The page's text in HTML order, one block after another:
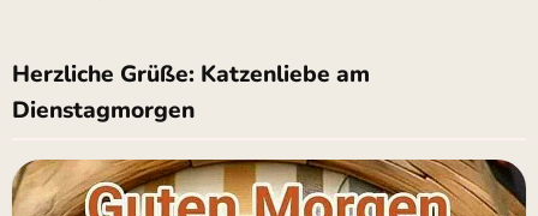
Herzliche Grüße: Katzenliebe am
Dienstagmorgen